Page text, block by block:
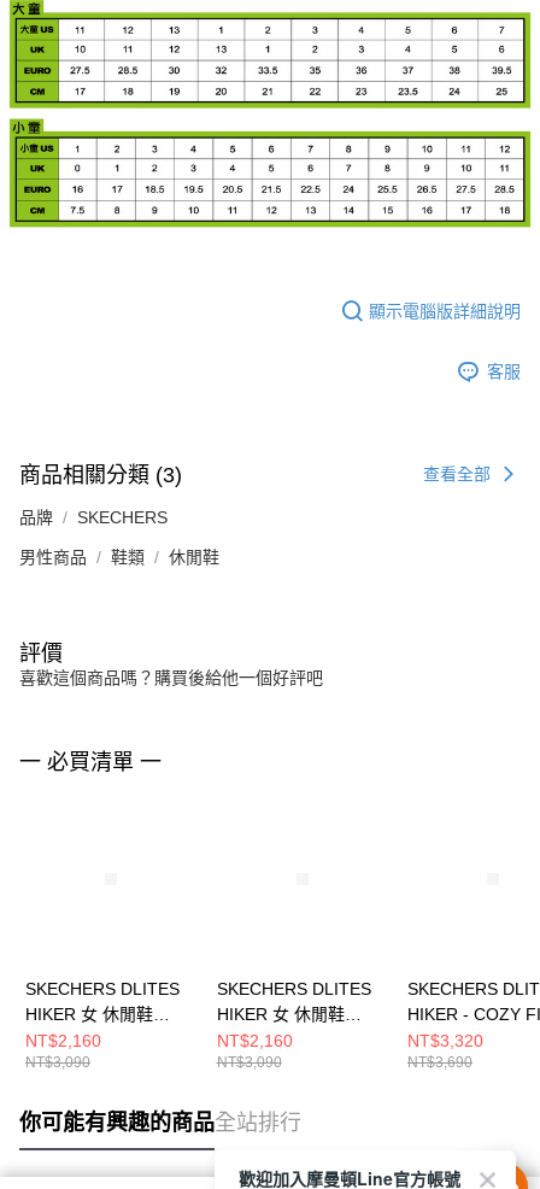
顯示電腦版詳細說明
客服
商品相關分類 (3) 查看全部
品牌 SKECHERS
男性商品 鞋類 休閒鞋
評價
喜歡這個商品嗎？購買後給他一個好評吧
一 必買清單 一
SKECHERS DLITES
HIKER 女 休閒鞋
180211BKSL
NT$2,160
NT$3,090
SKECHERS DLITES
HIKER 女 休閒鞋
180211CRW
NT$2,160
NT$3,090
SKECHERS
HIKER - COZY
休閒鞋
NT$3,320
NT$3,690
你可能有興趣的商品全站排行
歡迎加入摩曼頓Line官方帳號